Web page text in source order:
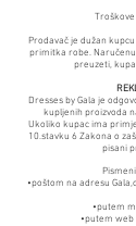
Prodavač je dužan
primitka robe.
preuzeti,
Dresses by Gala je
kupljenih proizvoda
Ukoliko kupac ima
10.stavku 6 Zakona o
pisani
•poštom na adresu
•putem
•putem